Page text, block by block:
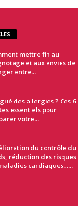
mettre fin au
et aux envies de
entre...
des allergies ? Ces 6
essentiels pour
votre...
du contrôle du
réduction des risques
cardiaques…...